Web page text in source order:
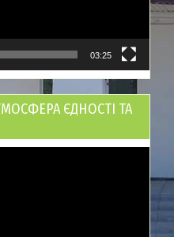
03:25
ЄДНОСТІ ТА